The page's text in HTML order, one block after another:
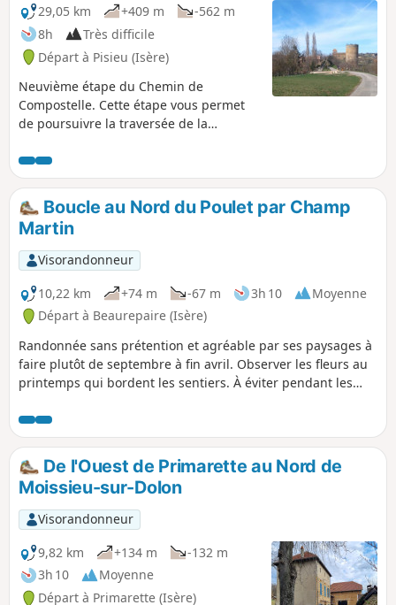
29,05 km
+409 m
-562 m
8h
Très difficile
Départ à Pisieu (Isère)
Neuvième étape du Chemin de
Compostelle. Cette étape vous permet
de poursuivre la traversée de la
campagnardes et sentiers boisées, le
chemin offre de jolis paysages ouverts
avec le massif central et les Alpes en
arrière plan. Côté patrimoine, la
chapelle de la Salette, le monastère de
Surieu et la traversée de la ligne à
grande vitesse entre Paris, Lyon et
Marseille ponctuent le parcours.
Boucle au Nord du Poulet par Champ
Martin
Visorandonneur
10,22 km
+74 m -67 m 3h 10
Moyenne
Départ à Beaurepaire (Isère)
Randonnée sans prétention et agréable par ses paysages à
faire plutôt de septembre à fin avril. Observer les fleurs au
printemps qui bordent les sentiers. À éviter pendant les
parcourent mes randonnées, vous pouvez mettre des
photos en indiquant l'emplacement sur le circuit.
De l'Ouest de Primarette au Nord de
Moissieu-sur-Dolon
Visorandonneur
9,82 km
+134 m
-132 m
3h 10
Moyenne
Départ à Primarette (Isère)